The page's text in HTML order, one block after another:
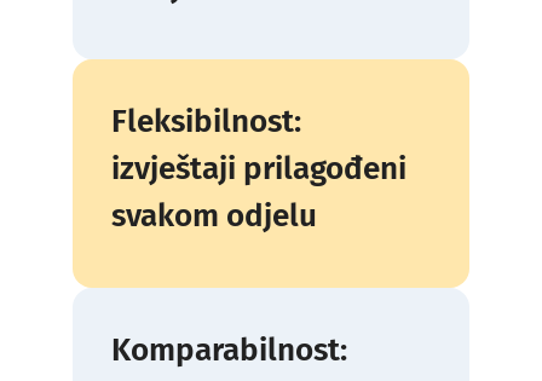
Fleksibilnost:
izvještaji prilagođeni
svakom odjelu
Komparabilnost: